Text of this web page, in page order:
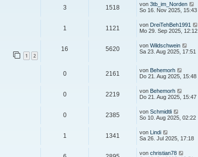
3 1518 von 3tb_im_Norden
So 16. Nov 2025, 15:43
1 1121 von DreiTehBeh1991
Mo 29. Sep 2025, 12:12
1 2
16 5620 von Wildschwein
Sa 23. Aug 2025, 17:51
0 2161 von Behemorh
Do 21. Aug 2025, 15:48
0 2219 von Behemorh
Do 21. Aug 2025, 15:47
0 2385 von Schmidtli
So 10. Aug 2025, 02:22
1 1341 von Lindi
Sa 26. Jul 2025, 17:18
von christian78